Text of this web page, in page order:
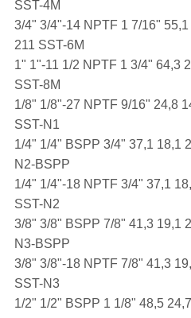
SST-4M
3/4" 3/4"-14 NPTF 1 7/16"
211 SST-6M
1" 1"-11 1/2 NPTF 1 3/4" 64,3
SST-8M
1/8" 1/8"-27 NPTF 9/16" 24,8
SST-N1
1/4" 1/4" BSPP 3/4" 37,1 18,1
N2-BSPP
1/4" 1/4"-18 NPTF 3/4" 37,1
SST-N2
3/8" 3/8" BSPP 7/8" 41,3 19,1
N3-BSPP
3/8" 3/8"-18 NPTF 7/8" 41,3
SST-N3
1/2" 1/2" BSPP 1 1/8" 48,5